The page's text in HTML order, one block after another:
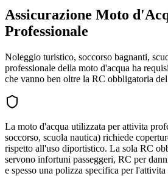
Assicurazione Moto
Professionale
Noleggio turistico, soccorso bagnanti,
professionale della moto d'acqua ha
che vanno ben oltre la RC obbligatoria
La moto d'acqua utilizzata per attivita
soccorso, scuola nautica) richiede
rispetto all'uso diportistico. La sola RC
servono infortuni passeggeri, RC per
e spesso una polizza specifica per